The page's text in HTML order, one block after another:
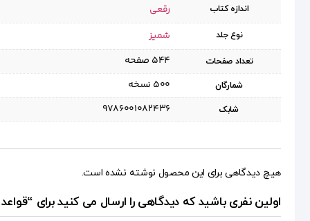
اندازه کتاب رقعی
نوع جلد شمیز
تعداد صفحات ۵۴۴ صفحه
شمارگان ۵۰۰ نسخه
شابک 9786001082436
هیچ دیدگاهی برای این محصول نوشته نشده است.
اولین نفری باشید که دیدگاهی را ارسال می کنید برای